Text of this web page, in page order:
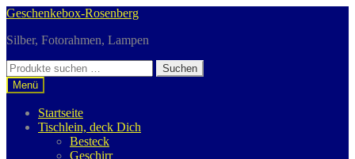
Zur
springen
Zum
springen
Geschenkebox-Rosenberg
Silber, Fotorahmen, Lampen
Suchen
nach:
Suchen
Menü
Startseite
Tischlein, deck Dich
Besteck
Geschirr